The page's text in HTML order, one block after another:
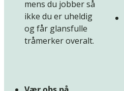
mens du jobber så
ikke du er uheldig
og får glansfulle
tråmerker overalt.